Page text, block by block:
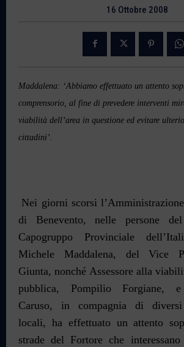
16 Ottobre 2008
Maddalena: ‘Abbiamo effettuato un attento
comprensorio, al fine di prevedere interventi
viabilità dell’area in questione ed evitare
cittadini’.
Nei giorni scorsi
di Benevento, nelle persone
Capogruppo Provinciale
Michele Maddalena, del Vice
Giunta, nonché Assessore alla
pubblica, Pompilio Forgiane, e
Caruso, in compagnia di diversi
locali, ha effettuato un attento
strade del Fortore che